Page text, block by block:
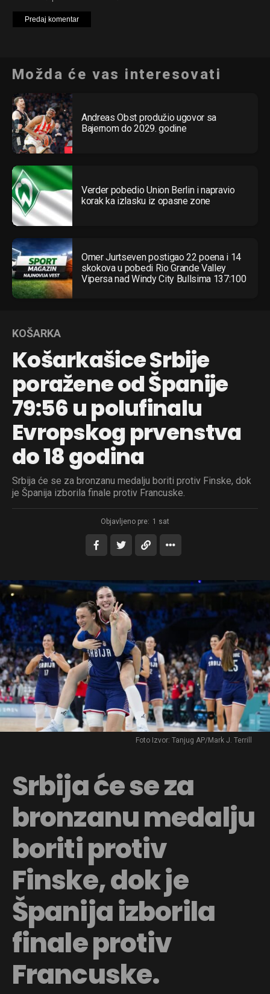
Možda će vas interesovati
Andreas Obst produžio ugovor sa
Bajernom do 2029. godine
Verder pobedio Union Berlin i napravio
korak ka izlasku iz opasne zone
Omer Jurtseven postigao 22 poena i 14
skokova u pobedi Rio Grande Valley
Vipersa nad Windy City Bullsima 137:100
KOŠARKA
Košarkašice Srbije
poražene od Španije
79:56 u polufinalu
Evropskog prvenstva
do 18 godina
Srbija će se za bronzanu medalju boriti protiv Finske, dok
je Španija izborila finale protiv Francuske.
Objavljeno pre: 1 sat
Foto Izvor: Tanjug AP/Mark J. Terrill
Srbija će se za
bronzanu medalju
boriti protiv
Finske, dok je
Španija izborila
finale protiv
Francuske.